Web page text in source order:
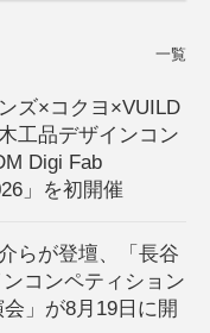
一覧
ズ×コクヨ×VUILD
工品デザインコン
Digi Fab
」を初開催
らが登壇、「長谷
コンペティション
」が8月19日に開